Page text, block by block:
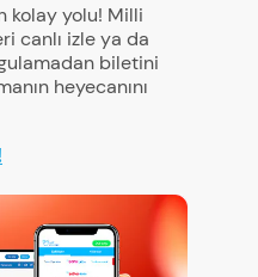
kolay yolu! Milli
canlı izle ya da
biletini
heyecanını